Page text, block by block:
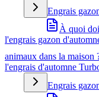
Engrais
À quoi
l'engrais gazon
animaux dans la maison
l'engrais d'automne
Engrais